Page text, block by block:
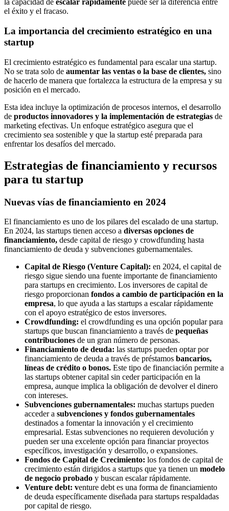
la capacidad de escalar rápidamente puede ser la diferencia entre
el éxito y el fracaso.
La importancia del crecimiento estratégico en una
startup
El crecimiento estratégico es fundamental para escalar una startup.
No se trata solo de aumentar las ventas o la base de clientes, sino
de hacerlo de manera que fortalezca la estructura de la empresa y su
posición en el mercado.
Esta idea incluye la optimización de procesos internos, el desarrollo
de productos innovadores y la implementación de estrategias de
marketing efectivas. Un enfoque estratégico asegura que el
crecimiento sea sostenible y que la startup esté preparada para
enfrentar los desafíos del mercado.
Estrategias de financiamiento y recursos
para tu startup
Nuevas vías de financiamiento en 2024
El financiamiento es uno de los pilares del escalado de una startup.
En 2024, las startups tienen acceso a diversas opciones de
financiamiento, desde capital de riesgo y crowdfunding hasta
financiamiento de deuda y subvenciones gubernamentales.
Capital de Riesgo (Venture Capital): en 2024, el capital de
riesgo sigue siendo una fuente importante de financiamiento
para startups en crecimiento. Los inversores de capital de
riesgo proporcionan fondos a cambio de participación en la
empresa, lo que ayuda a las startups a escalar rápidamente
con el apoyo estratégico de estos inversores.
Crowdfunding: el crowdfunding es una opción popular para
startups que buscan financiamiento a través de pequeñas
contribuciones de un gran número de personas.
Financiamiento de deuda: las startups pueden optar por
financiamiento de deuda a través de préstamos bancarios,
líneas de crédito o bonos. Este tipo de financiación permite a
las startups obtener capital sin ceder participación en la
empresa, aunque implica la obligación de devolver el dinero
con intereses.
Subvenciones gubernamentales: muchas startups pueden
acceder a subvenciones y fondos gubernamentales
destinados a fomentar la innovación y el crecimiento
empresarial. Estas subvenciones no requieren devolución y
pueden ser una excelente opción para financiar proyectos
específicos, investigación y desarrollo, o expansiones.
Fondos de Capital de Crecimiento: los fondos de capital de
crecimiento están dirigidos a startups que ya tienen un modelo
de negocio probado y buscan escalar rápidamente.
Venture debt: venture debt es una forma de financiamiento
de deuda específicamente diseñada para startups respaldadas
por capital de riesgo.